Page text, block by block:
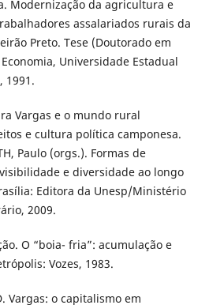
Modernização da agricultura e
assalariados rurais da
Preto. Tese (Doutorado em
Universidade Estadual
1991.
Vargas e o mundo rural
e cultura política camponesa.
Paulo (orgs.). Formas de
e diversidade ao longo
Editora da Unesp/Ministério
2009.
O “boia- fria”: acumulação e
Vozes, 1983.
Vargas: o capitalismo em